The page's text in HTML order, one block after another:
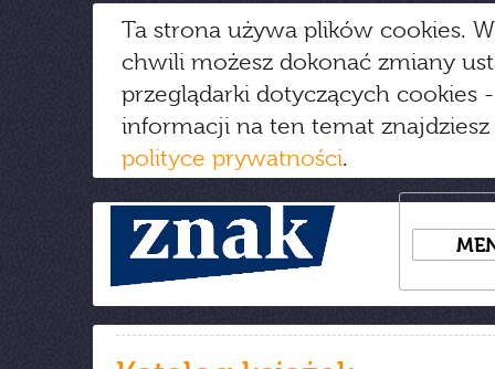
Ta strona używa plików cookies.
chwili możesz dokonać zmiany
przeglądarki dotyczących cookies
informacji na ten temat
polityce prywatności.